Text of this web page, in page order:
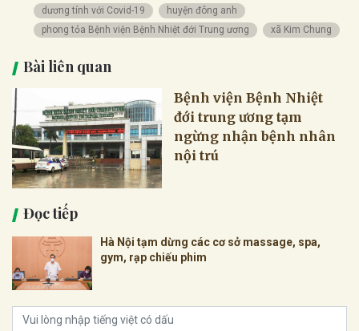
dương tính với Covid-19
huyện đông anh
phong tỏa Bệnh viện Bệnh Nhiệt đới Trung ương
xã Kim Chung
Bài liên quan
Bệnh viện Bệnh Nhiệt
đới trung ương tạm
ngừng nhận bệnh nhân
nội trú
Đọc tiếp
Hà Nội tạm dừng các cơ sở massage, spa,
gym, rạp chiếu phim